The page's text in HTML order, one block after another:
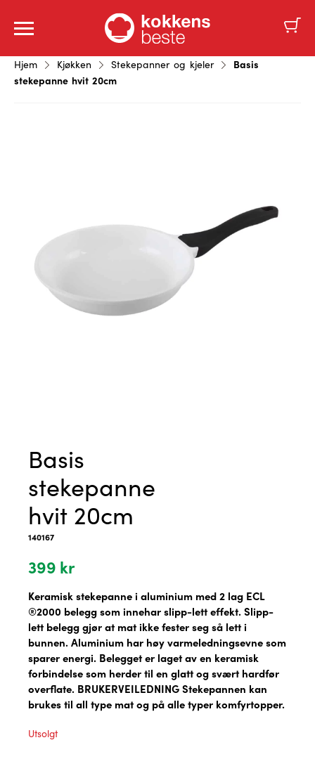
Hjem Kjøkken Stekepanner og kjeler
Basis
stekepanne hvit 20cm
Basis
stekepanne
hvit 20cm
140167
399 kr
Keramisk stekepanne i aluminium med 2 lag ECL
®2000 belegg som innehar slipp-lett effekt. Slipp-
lett belegg gjør at mat ikke fester seg så lett i
bunnen. Aluminium har høy varmeledningsevne som
sparer energi. Belegget er laget av en keramisk
forbindelse som herder til en glatt og svært hardfør
overflate. BRUKERVEILEDNING Stekepannen kan
brukes til all type mat og på alle typer komfyrtopper.
Utsolgt